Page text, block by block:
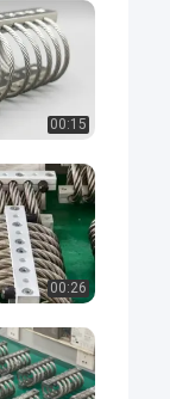
00:15
00:26